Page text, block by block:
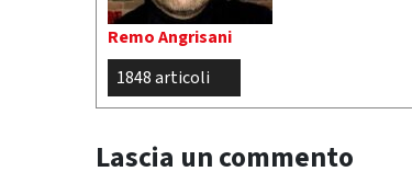
Remo Angrisani
1848 articoli
Lascia un commento